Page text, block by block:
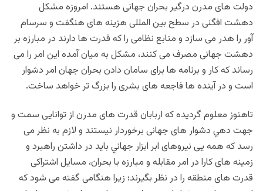
دولت های مدرن درگیر بحران جهانی هستند. امروزه مشکل
دهشت افگنی در سطح بین المللی هزینه های هنگفت و سرسام
آور را هدر می سازد و منابع نظامی را که قدرت ها دارند در مبارزه بر
دهشت جهانی مصرف می کنند، مشكل به ميان آمده این امر را می
رساند که کار و برنامه ها برای سامان دادن بحران جهان امر دشوار
است و در آینده ها فاجعه های بشری را بزرگ تر خواهد ساخت.
تاهنوز معلوم گردیده که اربابان قدرت های مدرن از توانایی سمت و
جهت دهي دشوار های جهانی برخوردار نیستند و لازم به نظر می
رسد که همه یی نیروهای ابر ابزار جهاني باید در داشتن راهبرد و
زمینه های کارا در امر مقابله و مبارزه با بحران، مسایل اشتراکی
قدرت های منطقه را در نظر بگیرند؛ زیرا هنگامی گفته می شود که